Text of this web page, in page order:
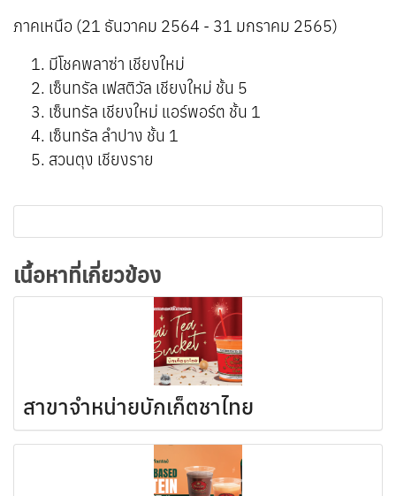
ภาคเหนือ (21 ธันวาคม 2564 - 31 มกราคม 2565)
มีโชคพลาซ่า เชียงใหม่
เซ็นทรัล เฟสติวัล เชียงใหม่ ชั้น 5
เซ็นทรัล เชียงใหม่ แอร์พอร์ต ชั้น 1
เซ็นทรัล ลำปาง ชั้น 1
สวนตุง เชียงราย
เนื้อหาที่เกี่ยวข้อง
สาขาจำหน่ายบักเก็ตชาไทย